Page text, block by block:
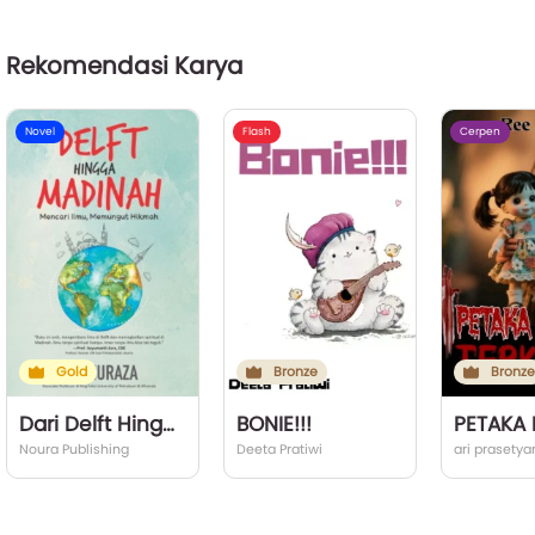
Rekomendasi Karya
Novel
Gold
Dari Delft Hingga Madinah
Noura Publishing
Flash
Bronze
BONIE!!!
Deeta Pratiwi
Cerpen
Bronze
ari